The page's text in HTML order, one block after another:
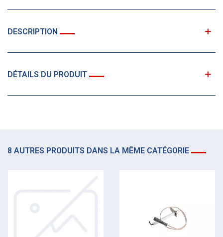
DESCRIPTION
DÉTAILS DU PRODUIT
8 AUTRES PRODUITS DANS LA MÊME CATÉGORIE